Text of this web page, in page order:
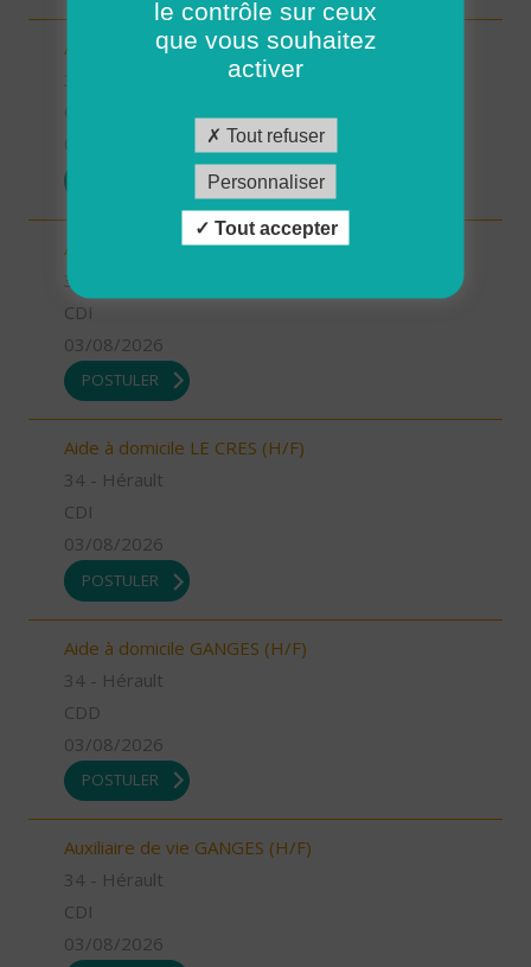
Aide à domicile LUNEL (H/F)
Auxiliaire de vie LE CRES (H/F)
34 - Hérault
CDI
03/08/2026
POSTULER
Aide à domicile LE CRES (H/F)
34 - Hérault
CDI
03/08/2026
POSTULER
Aide à domicile GANGES (H/F)
34 - Hérault
CDD
03/08/2026
POSTULER
Auxiliaire de vie GANGES (H/F)
34 - Hérault
CDI
03/08/2026
le contrôle sur ceux
que vous souhaitez
activer
Tout refuser
Personnaliser
Tout accepter